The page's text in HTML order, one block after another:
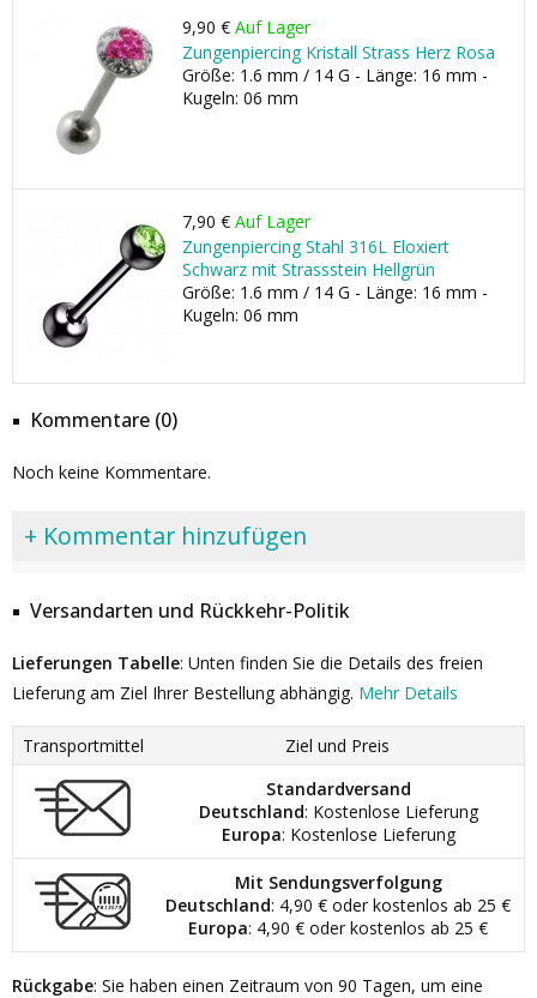
9,90 € Auf Lager
Zungenpiercing Kristall Strass Herz Rosa
Größe: 1.6 mm / 14 G - Länge: 16 mm -
Kugeln: 06 mm
7,90 € Auf Lager
Zungenpiercing Stahl 316L Eloxiert
Schwarz mit Strassstein Hellgrün
Größe: 1.6 mm / 14 G - Länge: 16 mm -
Kugeln: 06 mm
Kommentare (0)
Noch keine Kommentare.
+ Kommentar hinzufügen
Versandarten und Rückkehr-Politik
Lieferungen Tabelle: Unten finden Sie die Details des freien
Lieferung am Ziel Ihrer Bestellung abhängig. Mehr Details
Transportmittel
Ziel und Preis
Standardversand
Deutschland: Kostenlose Lieferung
Europa: Kostenlose Lieferung
Mit Sendungsverfolgung
Deutschland: 4,90 € oder kostenlos ab 25 €
Europa: 4,90 € oder kostenlos ab 25 €
Rückgabe: Sie haben einen Zeitraum von 90 Tagen, um eine